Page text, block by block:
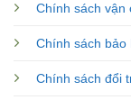
Chính sách vận
Chính sách bảo
Chính sách đổi